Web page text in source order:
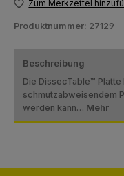
Zum Merkzettel
Produktnummer: 27129
Beschreibung
Die DissecTable™
schmutzabweisendem
werden kann… Mehr